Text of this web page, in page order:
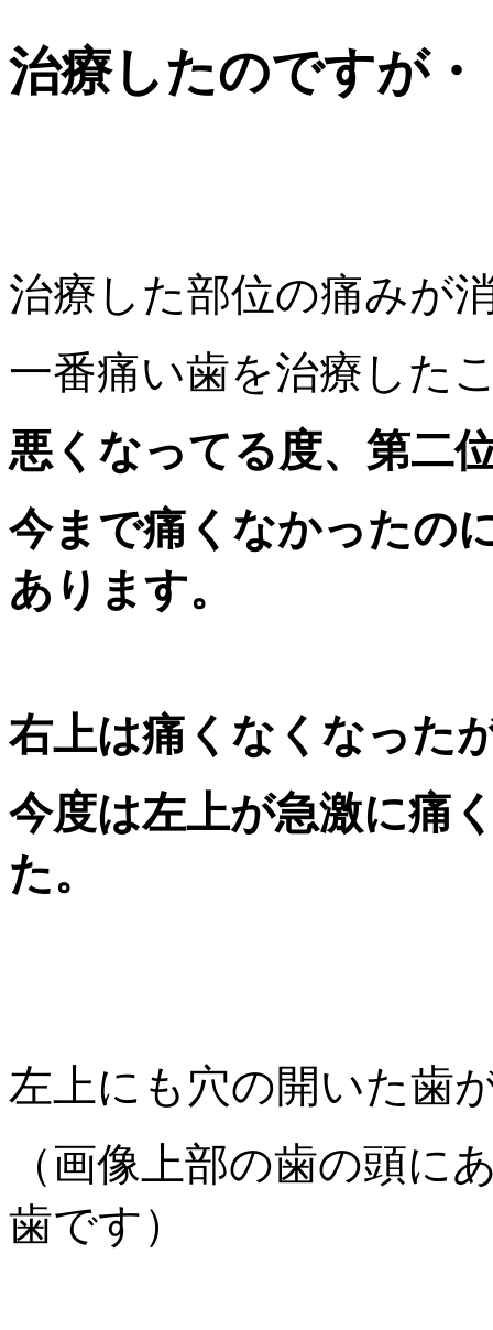
治療したのですが
治療した部位の痛みが
一番痛い歯を治療した
悪くなってる度、第二
今まで痛くなかったの
あります。
右上は痛くなくなった
今度は左上が急激に痛
た。
左上にも穴の開いた歯
（画像上部の歯の頭に
歯です）